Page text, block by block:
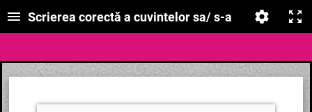
Scrierea corectă a cuvintelor sa/ s-a